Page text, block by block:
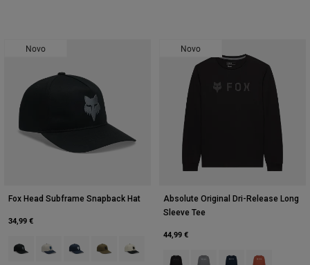
Novo
Fox Head Subframe Snapback Hat
34,99 €
Product swatch type of Preto.
Product swatch type of Giz Branco.
Product swatch type of Azul meia-noite.
Product swatch type of Verde azeitona.
Product swatch type of Pearl White.
Novo
Absolute Original Dri-Release Long
Sleeve Tee
44,99 €
Product swatch type of Preto.
Product swatch type of
Product swatch
Product